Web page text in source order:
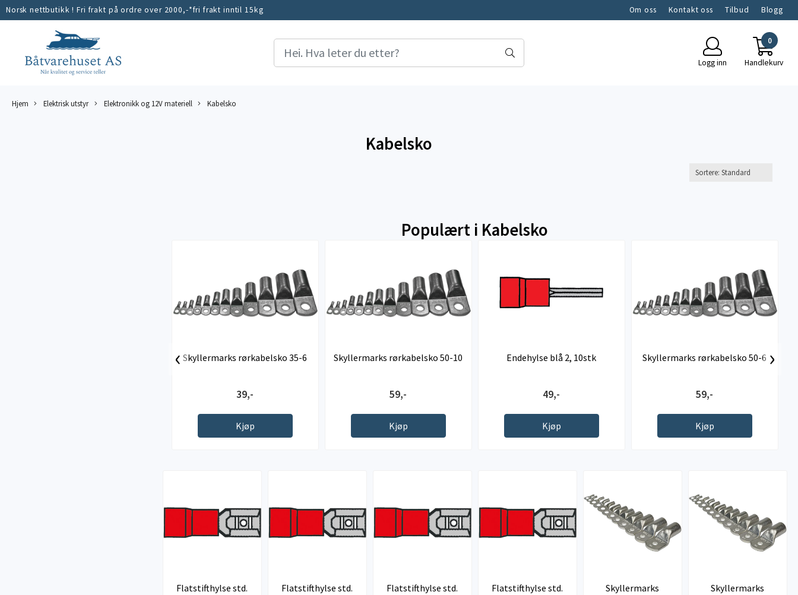
Norsk nettbutikk ! Fri frakt på ordre over 2000,-*fri frakt inntil 15kg Om oss Kontakt oss Tilbud Blogg
Logg inn
0
Handlekurv
Hjem Elektrisk utstyr Elektronikk og 12V materiell Kabelsko
Kabelsko
Populært i Kabelsko
Skyllermarks rørkabelsko 35-6
39,-
Kjøp
Skyllermarks rørkabelsko 50-10
59,-
Kjøp
Endehylse blå 2, 10stk
49,-
Kjøp
Skyllermarks rørkabelsko 50-6
59,-
Kjøp
‹ ›
Flatstifthylse std.
Flatstifthylse std.
Flatstifthylse std.
Flatstifthylse std.
Skyllermarks
Skyllermarks